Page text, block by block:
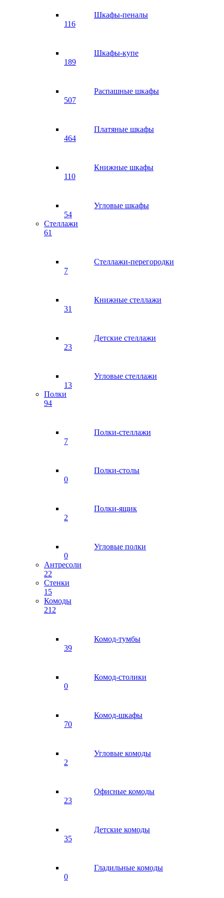
Шкафы-пеналы
116
Шкафы-купе
189
Распашные шкафы
507
Платяные шкафы
464
Книжные шкафы
110
Угловые шкафы
54
Стеллажи
61
Стеллажи-перегородки
7
Книжные стеллажи
31
Детские стеллажи
23
Угловые стеллажи
13
Полки
94
Полки-стеллажи
7
Полки-столы
0
Полки-ящик
2
Угловые полки
0
Антресоли
22
Стенки
15
Комоды
212
Комод-тумбы
39
Комод-столики
0
Комод-шкафы
70
Угловые комоды
2
Офисные комоды
23
Детские комоды
35
Гладильные комоды
0